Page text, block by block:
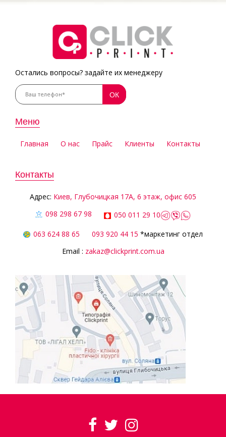
Остались вопросы? задайте их менеджеру
Меню
Главная О нас Прайс Клиенты Контакты
Контакты
Aдрес: Киев, Глубочицкая 17А, 6 этаж, офис 605
098 298 67 98
050 011 29 10
063 624 88 65 093 920 44 15 *маркетинг отдел
Email : zakaz@clickprint.com.ua